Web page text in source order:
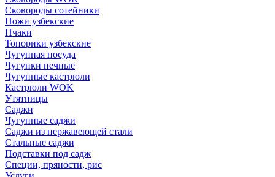
Сковороды сотейники
Ножи узбекские
Пчаки
Топорики узбекские
Чугунная посуда
Чугунки печные
Чугунные кастрюли
Кастрюли WOK
Утятницы
Саджи
Чугунные саджи
Саджи из нержавеющей стали
Стальные саджи
Подставки под садж
Специи, пряности, рис